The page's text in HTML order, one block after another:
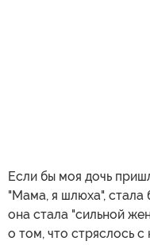
Если бы моя дочь
"Мама, я шлюха", стала
она стала "сильной
о том, что стряслось с